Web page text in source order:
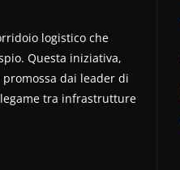
logistico che
Questa iniziativa,
dai leader di
legame tra infrastrutture